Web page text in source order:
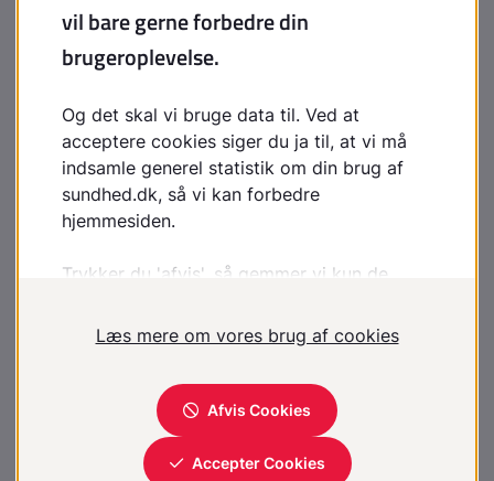
hvis familiens mutation(er) er kendt
Livslang kontakt til klinisk diætist
Undgå vitamin A-toksicitet
Sociale ydelser
Indsatser efter behov til barn, familie og netværk for
Hjælpemidler efter behov
Ressourcer